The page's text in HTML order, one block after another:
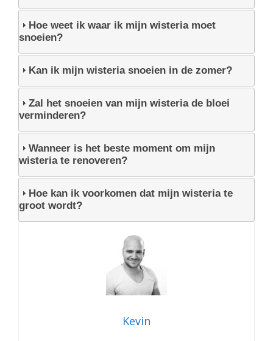
Hoe weet ik waar ik mijn wisteria moet
snoeien?
Kan ik mijn wisteria snoeien in de zomer?
Zal het snoeien van mijn wisteria de bloei
verminderen?
Wanneer is het beste moment om mijn
wisteria te renoveren?
Hoe kan ik voorkomen dat mijn wisteria te
groot wordt?
Kevin